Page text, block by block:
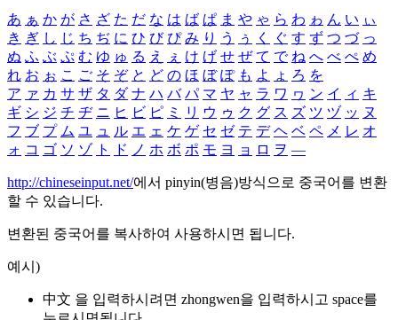
あ ぁ か が さ ざ た だ な は ば ぱ ま や ゃ ら わ ゎ ん い ぃ
き ぎ し じ ち ぢ に ひ び ぴ み り う ぅ く ぐ す ず つ づ っ
ぬ ふ ぶ ぷ む ゆ ゅ る え ぇ け げ せ ぜ て で ね へ べ ぺ め
れ お ぉ こ ご そ ぞ と ど の ほ ぼ ぽ も よ ょ ろ を
ア ァ カ サ ザ タ ダ ナ ハ バ パ マ ヤ ャ ラ ワ ヮ ン イ ィ キ
ギ シ ジ チ ヂ ニ ヒ ビ ピ ミ リ ウ ゥ ク グ ス ズ ツ ヅ ッ ヌ
フ ブ プ ム ユ ュ ル エ ェ ケ ゲ セ ゼ テ デ ヘ ベ ペ メ レ オ
ォ コ ゴ ソ ゾ ト ド ノ ホ ボ ポ モ ヨ ョ ロ ヲ ―
http://chineseinput.net/에서 pinyin(병음)방식으로 중국어를 변환
할 수 있습니다.
변환된 중국어를 복사하여 사용하시면 됩니다.
예시)
中文 을 입력하시려면 zhongwen을 입력하시고 space를